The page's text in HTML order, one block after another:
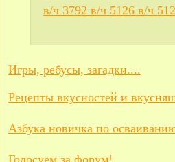
в/ч 3792 в/ч 5126 в/ч
Игры, ребусы, загадки....
Рецепты вкусностей и
Азбука новичка по
Голосуем за форум!